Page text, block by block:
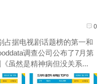
0
据电视剧话题榜的第一和
调查公司公布了7月第
虽然是精神病但没关系...